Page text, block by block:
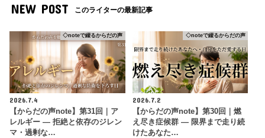
NEW POST このライターの最新記事
◇noteで綴るからだの声
2026.7.4
【からだの声note】第31回｜ア
レルギー ― 拒絶と依存のジレン
マ・過剰な…
◇noteで綴るからだの声
2026.7.2
【からだの声note】第30回｜燃
え尽き症候群 ― 限界まで走り続
けたあなた…